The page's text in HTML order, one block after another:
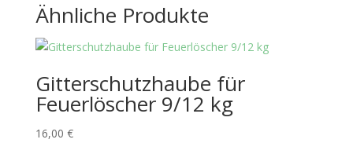
Ähnliche Produkte
Gitterschutzhaube für
Feuerlöscher 9/12 kg
16,00 €